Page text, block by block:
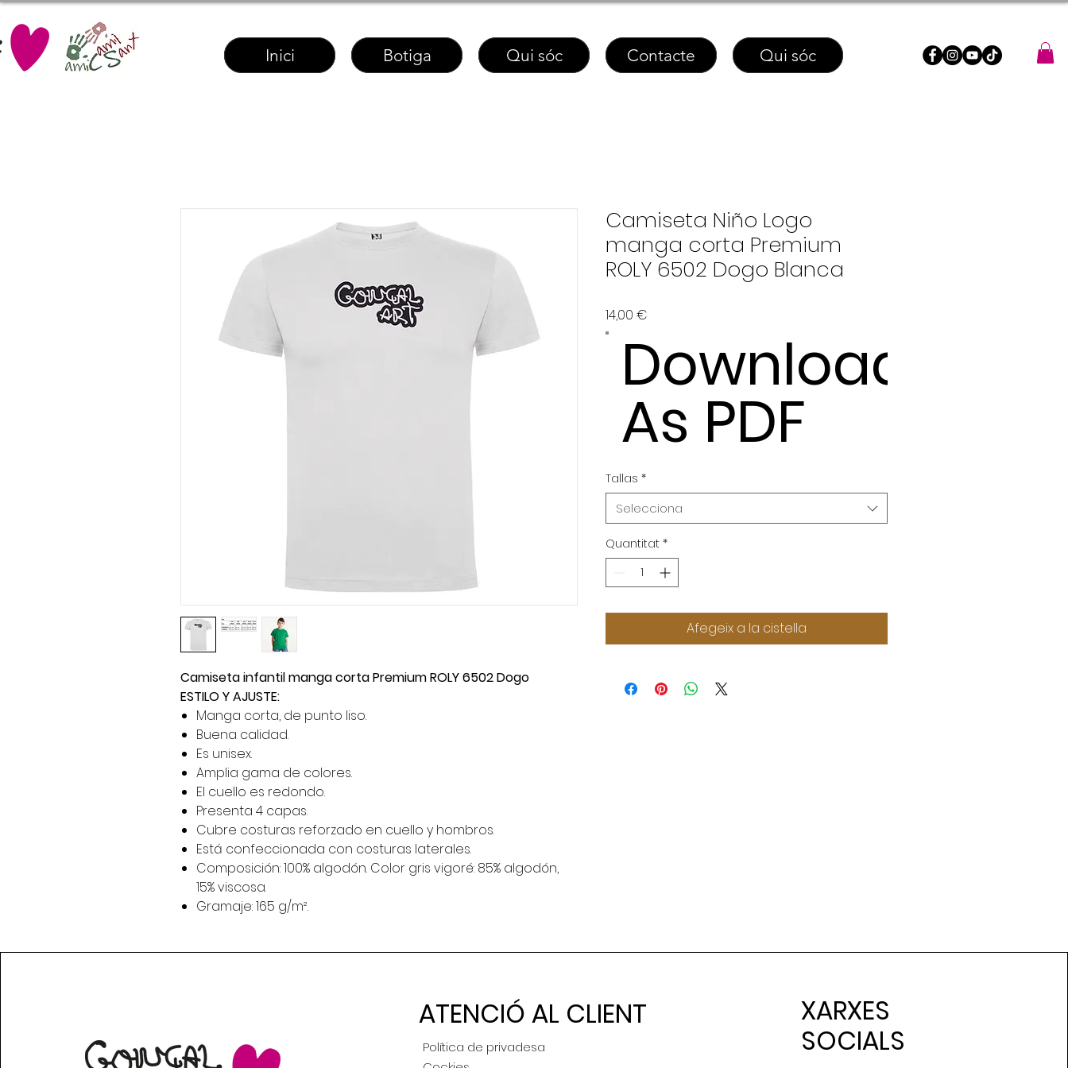
Inici Botiga Qui sóc Contacte Qui sóc
Camiseta infantil manga corta Premium ROLY 6502 Dogo
ESTILO Y AJUSTE:
Manga corta, de punto liso.
Buena calidad.
Es unisex.
Amplia gama de colores.
El cuello es redondo.
Presenta 4 capas.
Cubre costuras reforzado en cuello y hombros.
Está confeccionada con costuras laterales.
Composición: 100% algodón. Color gris vigoré: 85% algodón,
15% viscosa.
Gramaje: 165 g/m².
Camiseta Niño Logo
manga corta Premium
ROLY 6502 Dogo Blanca
14,00 €
Download
As PDF
Tallas *
Selecciona
Quantitat *
Afegeix a la cistella
ATENCIÓ AL CLIENT
Política de privadesa
XARXES
SOCIALS